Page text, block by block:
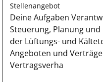
Stellenangebot
Deine Aufgaben
Steuerung, Planung
der Lüftungs- und
Angeboten und
Vertragsverha